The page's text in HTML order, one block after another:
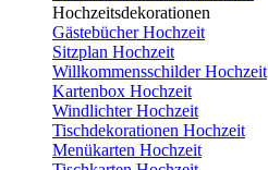
Hochzeitsdekorationen
Gästebücher Hochzeit
Sitzplan Hochzeit
Willkommensschilder Hochzeit
Kartenbox Hochzeit
Windlichter Hochzeit
Tischdekorationen Hochzeit
Menükarten Hochzeit